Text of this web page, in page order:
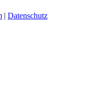
| Datenschutz